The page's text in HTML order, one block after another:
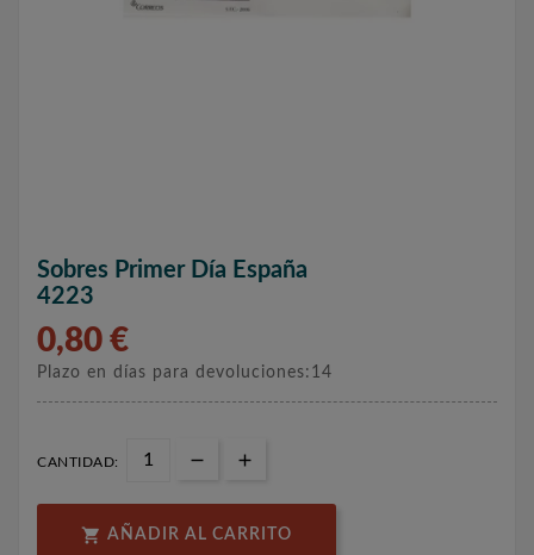
Sobres Primer Día España
4223
0,80 €
Plazo en días para devoluciones:14
CANTIDAD:
 AÑADIR AL CARRITO